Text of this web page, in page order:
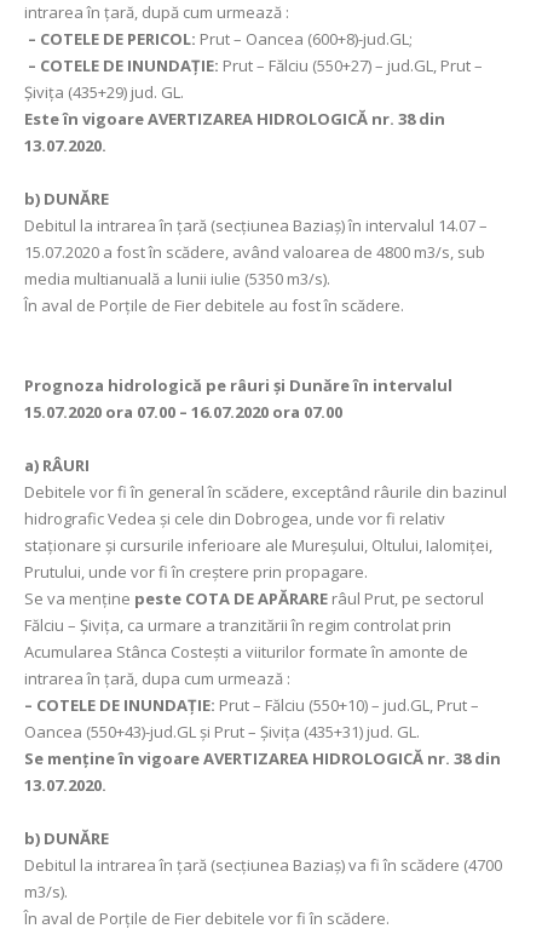
intrarea în ţară, după cum urmează :
– COTELE DE PERICOL: Prut – Oancea (600+8)-jud.GL;
– COTELE DE INUNDAȚIE: Prut – Fălciu (550+27) – jud.GL, Prut –
Şiviţa (435+29) jud. GL.
Este în vigoare AVERTIZAREA HIDROLOGICĂ nr. 38 din
13.07.2020.
b) DUNĂRE
Debitul la intrarea în ţară (secţiunea Baziaş) în intervalul 14.07 –
15.07.2020 a fost în scădere, având valoarea de 4800 m3/s, sub
media multianuală a lunii iulie (5350 m3/s).
În aval de Porţile de Fier debitele au fost în scădere.
Prognoza hidrologică pe râuri şi Dunăre în intervalul
15.07.2020 ora 07.00 – 16.07.2020 ora 07.00
a) RÂURI
Debitele vor fi în general în scădere, exceptând râurile din bazinul
hidrografic Vedea și cele din Dobrogea, unde vor fi relativ
staționare și cursurile inferioare ale Mureșului, Oltului, Ialomiței,
Prutului, unde vor fi în creștere prin propagare.
Se va menţine peste COTA DE APĂRARE râul Prut, pe sectorul
Fălciu – Şiviţa, ca urmare a tranzitării în regim controlat prin
Acumularea Stânca Costeşti a viiturilor formate în amonte de
intrarea în ţară, dupa cum urmează :
– COTELE DE INUNDAȚIE: Prut – Fălciu (550+10) – jud.GL, Prut –
Oancea (550+43)-jud.GL și Prut – Şiviţa (435+31) jud. GL.
Se menține în vigoare AVERTIZAREA HIDROLOGICĂ nr. 38 din
13.07.2020.
b) DUNĂRE
Debitul la intrarea în ţară (secţiunea Baziaş) va fi în scădere (4700
m3/s).
În aval de Porţile de Fier debitele vor fi în scădere.